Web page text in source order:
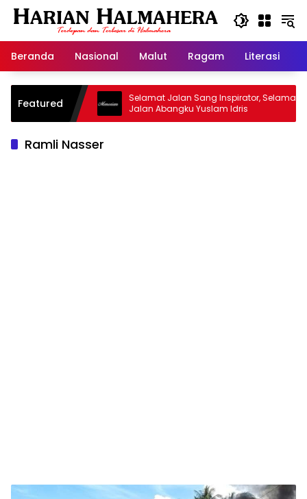
Langsung
Beranda
Nasional Malut Ragam Literasi
Featured
Warisan
Selamat Jalan Sang Inspirator, Selamat
Jalan Abangku Yuslam Idris
Ramli Nasser